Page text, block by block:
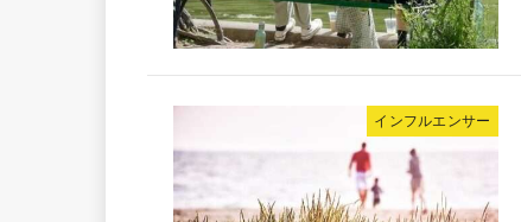
インフルエンサー